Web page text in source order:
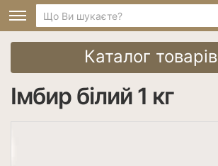
Каталог товарів
Імбир білий 1 кг